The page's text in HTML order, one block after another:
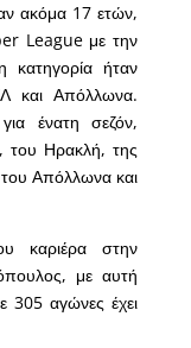
ακόμα 17 ετών,
League με την
ήταν
και Απόλλωνα.
ένατη σεζόν,
του Ηρακλή, της
του Απόλλωνα και
καριέρα στην
με αυτή
αγώνες έχει